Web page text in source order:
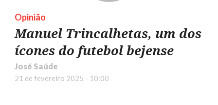
Opinião
Manuel Trincalhetas, um dos
ícones do futebol bejense
José Saúde
21 de fevereiro 2025 - 10:00